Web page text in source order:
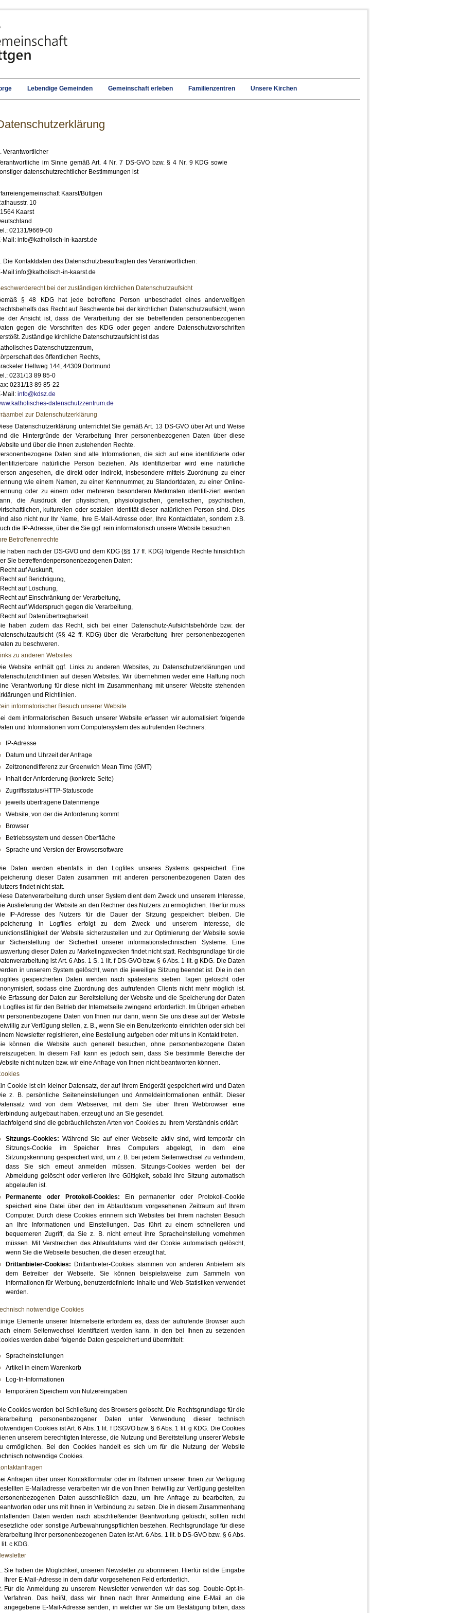
Lebendige Gemeinden Gemeinschaft erleben Familienzentren Unsere Kirchen
Verantwortlicher
im Sinne gemäß Art. 4 Nr. 7 DS-GVO bzw. § 4 Nr. 9 KDG sowie
datenschutzrechtlicher Bestimmungen ist
Kaarst/Büttgen
10
Kaarst
02131/9669-00
Mail: info@katholisch-in-kaarst.de
Die Kontaktdaten des Datenschutzbeauftragten des Verantwortlichen:
Mail:info@katholisch-in-kaarst.de
bei der zuständigen kirchlichen Datenschutzaufsicht
§ 48 KDG hat jede betroffene Person unbeschadet eines anderweitigen
das Recht auf Beschwerde bei der kirchlichen Datenschutzaufsicht, wenn
der Ansicht ist, dass die Verarbeitung der sie betreffenden personenbezogenen
gegen die Vorschriften des KDG oder gegen andere Datenschutzvorschriften
Zuständige kirchliche Datenschutzaufsicht ist das
Datenschutzzentrum,
des öffentlichen Rechts,
Hellweg 144, 44309 Dortmund
0231/13 89 85-0
0231/13 89 85-22
Mail: info@kdsz.de
datenschutzzentrum.de
zur Datenschutzerklärung
Datenschutzerklärung unterrichtet Sie gemäß Art. 13 DS-GVO über Art und Weise
die Hintergründe der Verarbeitung Ihrer personenbezogenen Daten über diese
und über die Ihnen zustehenden Rechte.
Daten sind alle Informationen, die sich auf eine identifizierte oder
natürliche Person beziehen. Als identifizierbar wird eine natürliche
angesehen, die direkt oder indirekt, insbesondere mittels Zuordnung zu einer
wie einem Namen, zu einer Kennnummer, zu Standortdaten, zu einer Online-
oder zu einem oder mehreren besonderen Merkmalen identifi-ziert werden
die Ausdruck der physischen, physiologischen, genetischen, psychischen,
kulturellen oder sozialen Identität dieser natürlichen Person sind. Dies
also nicht nur Ihr Name, Ihre E-Mail-Adresse oder‚ Ihre Kontaktdaten, sondern z.B.
die IP-Adresse, über die Sie ggf. rein informatorisch unsere Website besuchen.
Betroffenenrechte
haben nach der DS-GVO und dem KDG (§§ 17 ff. KDG) folgende Rechte hinsichtlich
Sie betreffendenpersonenbezogenen Daten:
auf Auskunft,
auf Berichtigung,
auf Löschung,
auf Einschränkung der Verarbeitung,
auf Widerspruch gegen die Verarbeitung,
auf Datenübertragbarkeit.
haben zudem das Recht, sich bei einer Datenschutz-Aufsichtsbehörde bzw. der
(§§ 42 ff. KDG) über die Verarbeitung Ihrer personenbezogenen
zu beschweren.
zu anderen Websites
Website enthält ggf. Links zu anderen Websites, zu Datenschutzerklärungen und
auf diesen Websites. Wir übernehmen weder eine Haftung noch
Verantwortung für diese nicht im Zusammenhang mit unserer Website stehenden
und Richtlinien.
informatorischer Besuch unserer Website
dem informatorischen Besuch unserer Website erfassen wir automatisiert folgende
und Informationen vom Computersystem des aufrufenden Rechners:
IP-Adresse
Datum und Uhrzeit der Anfrage
Zeitzonendifferenz zur Greenwich Mean Time (GMT)
Inhalt der Anforderung (konkrete Seite)
Zugriffsstatus/HTTP-Statuscode
jeweils übertragene Datenmenge
Website, von der die Anforderung kommt
Browser
Betriebssystem und dessen Oberfläche
Sprache und Version der Browsersoftware
Daten werden ebenfalls in den Logfiles unseres Systems gespeichert. Eine
dieser Daten zusammen mit anderen personenbezogenen Daten des
findet nicht statt.
Datenverarbeitung durch unser System dient dem Zweck und unserem Interesse,
Auslieferung der Website an den Rechner des Nutzers zu ermöglichen. Hierfür muss
IP-Adresse des Nutzers für die Dauer der Sitzung gespeichert bleiben. Die
in Logfiles erfolgt zu dem Zweck und unserem Interesse, die
der Website sicherzustellen und zur Optimierung der Website sowie
Sicherstellung der Sicherheit unserer informationstechnischen Systeme. Eine
dieser Daten zu Marketingzwecken findet nicht statt. Rechtsgrundlage für die
ist Art. 6 Abs. 1 S. 1 lit. f DS-GVO bzw. § 6 Abs. 1 lit. g KDG. Die Daten
in unserem System gelöscht, wenn die jeweilige Sitzung beendet ist. Die in den
gespeicherten Daten werden nach spätestens sieben Tagen gelöscht oder
sodass eine Zuordnung des aufrufenden Clients nicht mehr möglich ist.
Erfassung der Daten zur Bereitstellung der Website und die Speicherung der Daten
Logfiles ist für den Betrieb der Internetseite zwingend erforderlich. Im Übrigen erheben
personenbezogene Daten von Ihnen nur dann, wenn Sie uns diese auf der Website
zur Verfügung stellen, z. B., wenn Sie ein Benutzerkonto einrichten oder sich bei
Newsletter registrieren, eine Bestellung aufgeben oder mit uns in Kontakt treten.
können die Website auch generell besuchen, ohne personenbezogene Daten
In diesem Fall kann es jedoch sein, dass Sie bestimmte Bereiche der
nicht nutzen bzw. wir eine Anfrage von Ihnen nicht beantworten können.
Cookie ist ein kleiner Datensatz, der auf Ihrem Endgerät gespeichert wird und Daten
z. B. persönliche Seiteneinstellungen und Anmeldeinformationen enthält. Dieser
wird von dem Webserver, mit dem Sie über Ihren Webbrowser eine
aufgebaut haben, erzeugt und an Sie gesendet.
sind die gebräuchlichsten Arten von Cookies zu Ihrem Verständnis erklärt
Sitzungs-Cookies: Während Sie auf einer Webseite aktiv sind, wird temporär ein
Sitzungs-Cookie im Speicher Ihres Computers abgelegt, in dem eine
Sitzungskennung gespeichert wird, um z. B. bei jedem Seitenwechsel zu verhindern,
dass Sie sich erneut anmelden müssen. Sitzungs-Cookies werden bei der
Abmeldung gelöscht oder verlieren ihre Gültigkeit, sobald ihre Sitzung automatisch
abgelaufen ist.
Permanente oder Protokoll-Cookies: Ein permanenter oder Protokoll-Cookie
speichert eine Datei über den im Ablaufdatum vorgesehenen Zeitraum auf Ihrem
Computer. Durch diese Cookies erinnern sich Websites bei Ihrem nächsten Besuch
an Ihre Informationen und Einstellungen. Das führt zu einem schnelleren und
bequemeren Zugriff, da Sie z. B. nicht erneut ihre Spracheinstellung vornehmen
müssen. Mit Verstreichen des Ablaufdatums wird der Cookie automatisch gelöscht,
wenn Sie die Webseite besuchen, die diesen erzeugt hat.
Drittanbieter-Cookies: Drittanbieter-Cookies stammen von anderen Anbietern als
dem Betreiber der Webseite. Sie können beispielsweise zum Sammeln von
Informationen für Werbung, benutzerdefinierte Inhalte und Web-Statistiken verwendet
werden.
notwendige Cookies
Elemente unserer Internetseite erfordern es, dass der aufrufende Browser auch
einem Seitenwechsel identifiziert werden kann. In den bei Ihnen zu setzenden
werden dabei folgende Daten gespeichert und übermittelt:
Spracheinstellungen
Artikel in einem Warenkorb
Log-In-Informationen
temporären Speichern von Nutzereingaben
Cookies werden bei Schließung des Browsers gelöscht. Die Rechtsgrundlage für die
personenbezogener Daten unter Verwendung dieser technisch
Cookies ist Art. 6 Abs. 1 lit. f DSGVO bzw. § 6 Abs. 1 lit. g KDG. Die Cookies
unserem berechtigten Interesse, die Nutzung und Bereitstellung unserer Website
ermöglichen. Bei den Cookies handelt es sich um für die Nutzung der Website
notwendige Cookies.
Anfragen über unser Kontaktformular oder im Rahmen unserer Ihnen zur Verfügung
E-Mailadresse verarbeiten wir die von Ihnen freiwillig zur Verfügung gestellten
Daten ausschließlich dazu, um Ihre Anfrage zu bearbeiten, zu
oder uns mit Ihnen in Verbindung zu setzen. Die in diesem Zusammenhang
Daten werden nach abschließender Beantwortung gelöscht, sollten nicht
oder sonstige Aufbewahrungspflichten bestehen. Rechtsgrundlage für diese
Ihrer personenbezogenen Daten ist Art. 6 Abs. 1 lit. b DS-GVO bzw. § 6 Abs.
lit. c KDG.
Sie haben die Möglichkeit, unseren Newsletter zu abonnieren. Hierfür ist die Eingabe
Ihrer E-Mail-Adresse in dem dafür vorgesehenen Feld erforderlich.
Für die Anmeldung zu unserem Newsletter verwenden wir das sog. Double-Opt-in-
Verfahren. Das heißt, dass wir Ihnen nach Ihrer Anmeldung eine E-Mail an die
angegebene E-Mail-Adresse senden, in welcher wir Sie um Bestätigung bitten, dass